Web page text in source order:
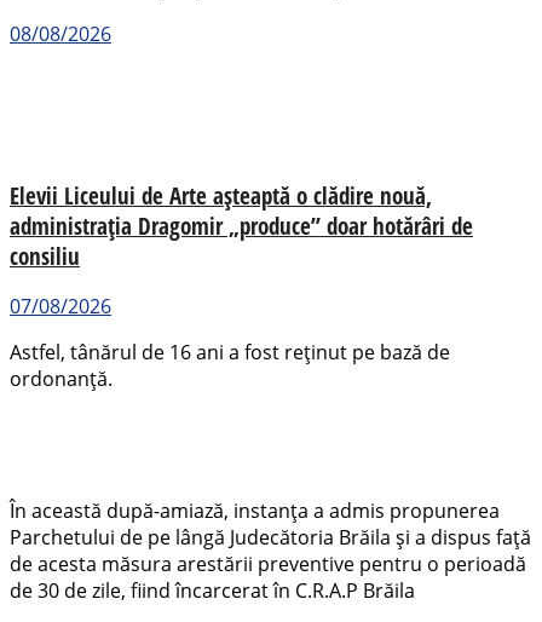
08/08/2026
Elevii Liceului de Arte așteaptă o clădire nouă,
administrația Dragomir „produce” doar hotărâri de
consiliu
07/08/2026
Astfel, tânărul de 16 ani a fost reținut pe bază de
ordonanță.
În această după-amiază, instanța a admis propunerea
Parchetului de pe lângă Judecătoria Brăila și a dispus față
de acesta măsura arestării preventive pentru o perioadă
de 30 de zile, fiind încarcerat în C.R.A.P Brăila